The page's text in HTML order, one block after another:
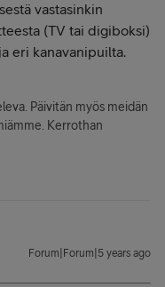
vastasinkin
(TV tai digiboksi)
eri kanavanipuilta.
Päivitän myös meidän
Kerrothan
Forum|Forum|5 years ago